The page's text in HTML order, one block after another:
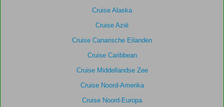
Cruise Alaska
Cruise Azië
Cruise Canarische Eilanden
Cruise Caribbean
Cruise Middellandse Zee
Cruise Noord-Amerika
Cruise Noord-Europa